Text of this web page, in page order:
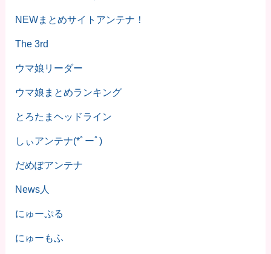
NEWまとめサイトアンテナ！
The 3rd
ウマ娘リーダー
ウマ娘まとめランキング
とろたまヘッドライン
しぃアンテナ(*ﾟーﾟ)
だめぽアンテナ
News人
にゅーぷる
にゅーもふ